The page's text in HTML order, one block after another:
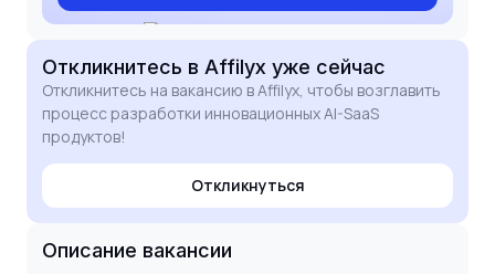
Откликнитесь в Affilyx уже сейчас
Откликнитесь на вакансию в Affilyx, чтобы возглавить
процесс разработки инновационных AI-SaaS
продуктов!
Откликнуться
Описание вакансии